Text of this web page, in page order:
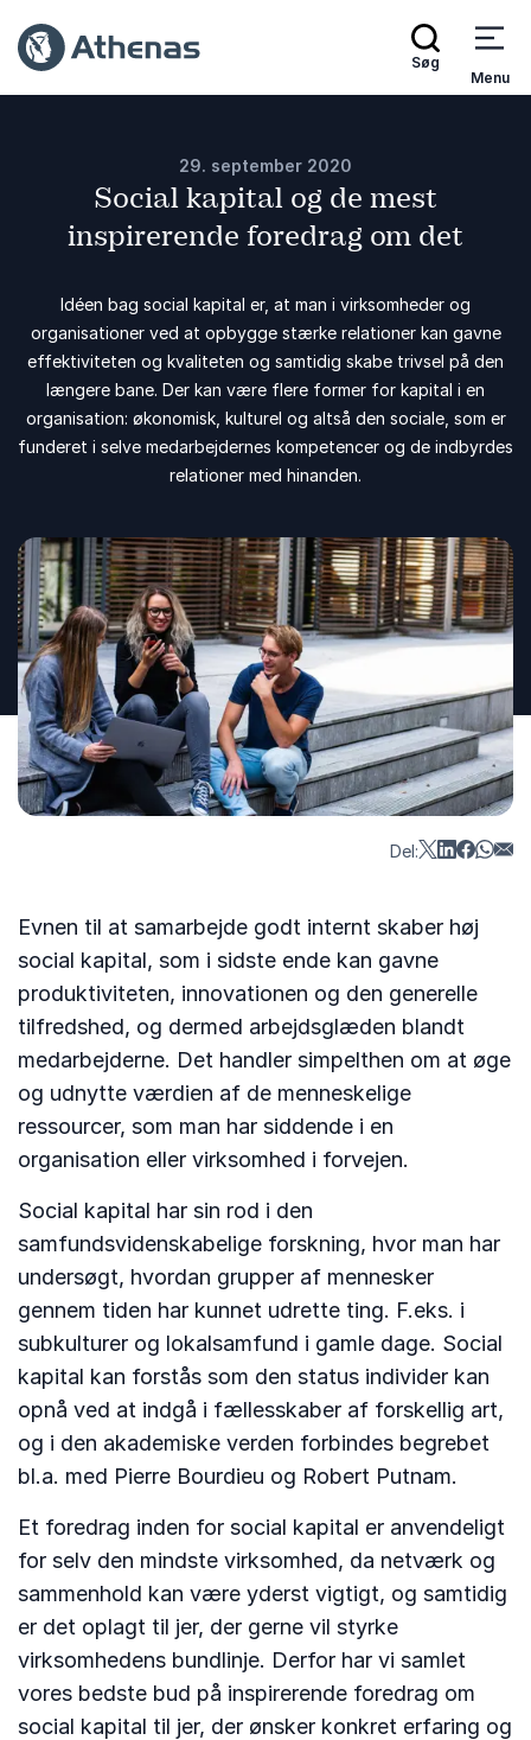
Søg
Menu
29. september 2020
Social kapital og de mest
inspirerende foredrag om det
Idéen bag social kapital er, at man i virksomheder og
organisationer ved at opbygge stærke relationer kan gavne
effektiviteten og kvaliteten og samtidig skabe trivsel på den
længere bane. Der kan være flere former for kapital i en
organisation: økonomisk, kulturel og altså den sociale, som er
funderet i selve medarbejdernes kompetencer og de indbyrdes
relationer med hinanden.
Del:
Evnen til at samarbejde godt internt skaber høj
social kapital, som i sidste ende kan gavne
produktiviteten, innovationen og den generelle
tilfredshed, og dermed arbejdsglæden blandt
medarbejderne. Det handler simpelthen om at øge
og udnytte værdien af de menneskelige
ressourcer, som man har siddende i en
organisation eller virksomhed i forvejen.
Social kapital har sin rod i den
samfundsvidenskabelige forskning, hvor man har
undersøgt, hvordan grupper af mennesker
gennem tiden har kunnet udrette ting. F.eks. i
subkulturer og lokalsamfund i gamle dage. Social
kapital kan forstås som den status individer kan
opnå ved at indgå i fællesskaber af forskellig art,
og i den akademiske verden forbindes begrebet
bl.a. med Pierre Bourdieu og Robert Putnam.
Et foredrag inden for social kapital er anvendeligt
for selv den mindste virksomhed, da netværk og
sammenhold kan være yderst vigtigt, og samtidig
er det oplagt til jer, der gerne vil styrke
virksomhedens bundlinje. Derfor har vi samlet
vores bedste bud på inspirerende foredrag om
social kapital til jer, der ønsker konkret erfaring og